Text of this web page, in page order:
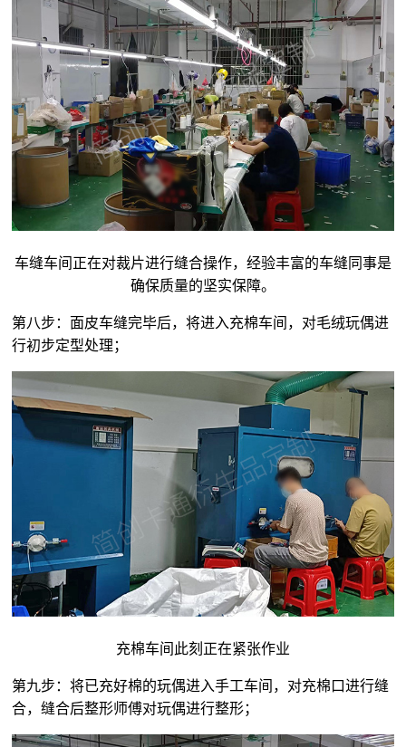
车缝车间正在对裁片进行缝合操作，经验丰富的车缝同事是
确保质量的坚实保障。
第八步：面皮车缝完毕后，将进入充棉车间，对毛绒玩偶进
行初步定型处理；
充棉车间此刻正在紧张作业
第九步：将已充好棉的玩偶进入手工车间，对充棉口进行缝
合，缝合后整形师傅对玩偶进行整形；